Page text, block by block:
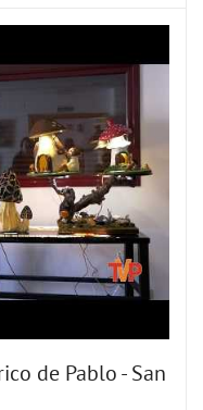
de Pablo - San